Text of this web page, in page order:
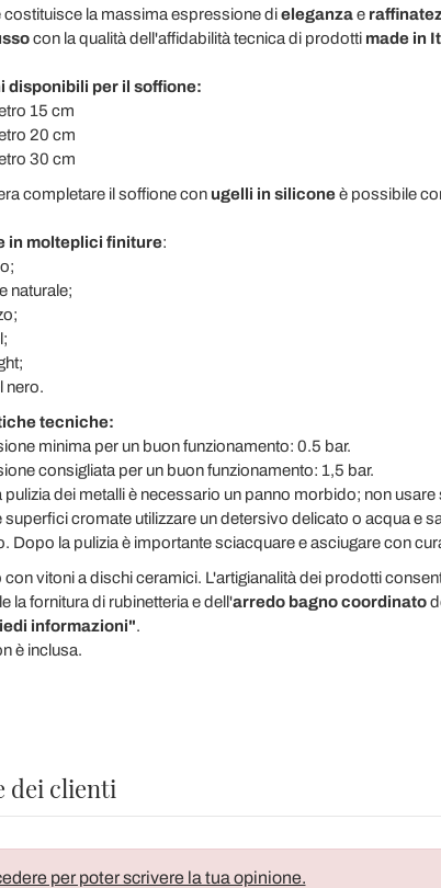
costituisce la massima espressione dieleganzae
con la qualità dell'affidabilità tecnica di prodotti made in
disponibili per il soffione:
15 cm
20 cm
30 cm
completare il soffione con ugelli in siliconeè possibile
in molteplici finiture:
naturale;
nero.
tecniche:
minima per un buon funzionamento: 0.5 bar.
consigliata per un buon funzionamento: 1,5 bar.
pulizia dei metalli è necessario un panno morbido; non
superfici cromate utilizzare un detersivo delicato o acqua e
Dopo la pulizia è importante sciacquare e asciugare con
con vitoni a dischi ceramici. L'artigianalità dei prodotti
la fornitura di rubinetteria e dell'arredo bagno coordinato
informazioni".
è inclusa.
dei clienti
per poter scrivere la tua opinione.